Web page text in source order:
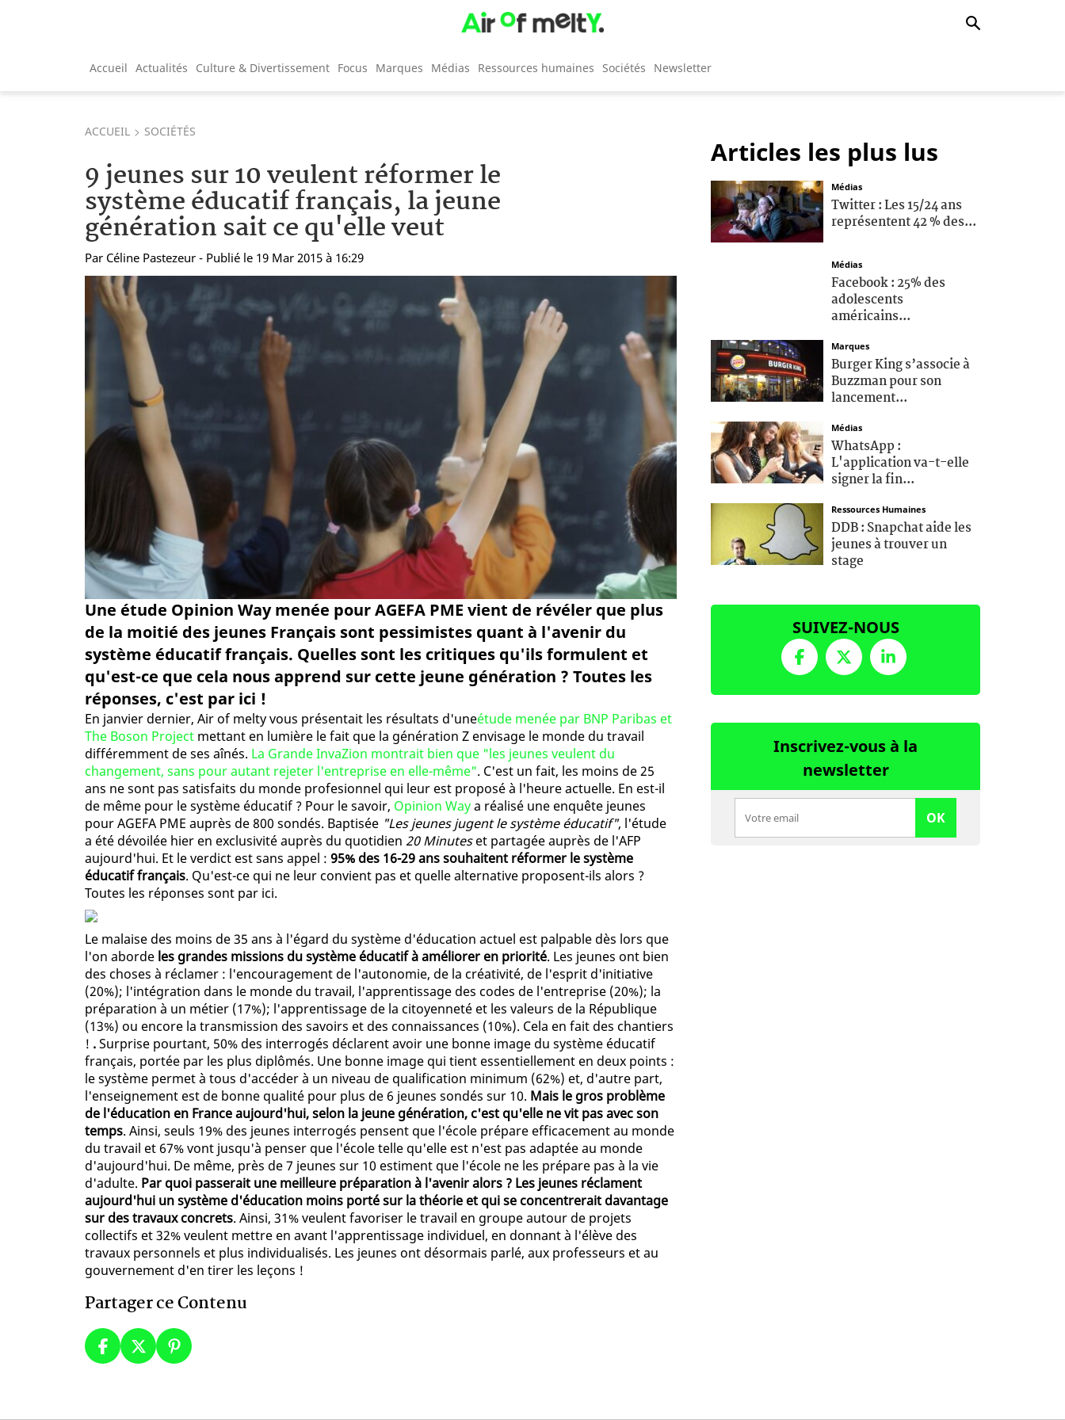
Accueil Actualités Culture & Divertissement Focus Marques Médias Ressources humaines Sociétés Newsletter
ACCUEIL SOCIÉTÉS
9 jeunes sur 10 veulent réformer le
système éducatif français, la jeune
génération sait ce qu'elle veut
Par Céline Pastezeur - Publié le 19 Mar 2015 à 16:29
Une étude Opinion Way menée pour AGEFA PME vient de révéler que plus
de la moitié des jeunes Français sont pessimistes quant à l'avenir du
système éducatif français. Quelles sont les critiques qu'ils formulent et
qu'est-ce que cela nous apprend sur cette jeune génération ? Toutes les
réponses, c'est par ici !
En janvier dernier, Air of melty vous présentait les résultats d'uneétude menée par BNP Paribas et
The Boson Project mettant en lumière le fait que la génération Z envisage le monde du travail
différemment de ses aînés. La Grande InvaZion montrait bien que "les jeunes veulent du
changement, sans pour autant rejeter l'entreprise en elle-même". C'est un fait, les moins de 25
ans ne sont pas satisfaits du monde profesionnel qui leur est proposé à l'heure actuelle. En est-il
de même pour le système éducatif ? Pour le savoir, Opinion Waya réalisé une enquête jeunes
pour AGEFA PME auprès de 800 sondés. Baptisée "Les jeunes jugent le système éducatif", l'étude
a été dévoilée hier en exclusivité auprès du quotidien 20 Minuteset partagée auprès de l'AFP
aujourd'hui. Et le verdict est sans appel : 95% des 16-29 ans souhaitent réformer le système
éducatif français. Qu'est-ce qui ne leur convient pas et quelle alternative proposent-ils alors ?
Toutes les réponses sont par ici.
Le malaise des moins de 35 ans à l'égard du système d'éducation actuel est palpable dès lors que
l'on aborde les grandes missions du système éducatif à améliorer en priorité. Les jeunes ont bien
des choses à réclamer : l'encouragement de l'autonomie, de la créativité, de l'esprit d'initiative
(20%); l'intégration dans le monde du travail, l'apprentissage des codes de l'entreprise (20%); la
préparation à un métier (17%); l'apprentissage de la citoyenneté et les valeurs de la République
(13%) ou encore la transmission des savoirs et des connaissances (10%). Cela en fait des chantiers
! .Surprise pourtant, 50% des interrogés déclarent avoir une bonne image du système éducatif
français, portée par les plus diplômés. Une bonne image qui tient essentiellement en deux points :
le système permet à tous d'accéder à un niveau de qualification minimum (62%) et, d'autre part,
l'enseignement est de bonne qualité pour plus de 6 jeunes sondés sur 10. Mais le gros problème
de l'éducation en France aujourd'hui, selon la jeune génération, c'est qu'elle ne vit pas avec son
temps. Ainsi, seuls 19% des jeunes interrogés pensent que l'école prépare efficacement au monde
du travail et 67% vont jusqu'à penser que l'école telle qu'elle est n'est pas adaptée au monde
d'aujourd'hui. De même, près de 7 jeunes sur 10 estiment que l'école ne les prépare pas à la vie
d'adulte. Par quoi passerait une meilleure préparation à l'avenir alors ? Les jeunes réclament
aujourd'hui un système d'éducation moins porté sur la théorie et qui se concentrerait davantage
sur des travaux concrets. Ainsi, 31% veulent favoriser le travail en groupe autour de projets
collectifs et 32% veulent mettre en avant l'apprentissage individuel, en donnant à l'élève des
travaux personnels et plus individualisés. Les jeunes ont désormais parlé, aux professeurs et au
gouvernement d'en tirer les leçons !
Partager ce Contenu
Articles les plus lus
Médias
Twitter : Les 15/24 ans
représentent 42 % des...
Médias
Facebook : 25% des
adolescents
américains...
Marques
Burger King s’associe à
Buzzman pour son
lancement...
Médias
WhatsApp :
L'application va-t-elle
signer la fin...
Ressources Humaines
DDB : Snapchat aide les
jeunes à trouver un
stage
SUIVEZ-NOUS
Inscrivez-vous à la
newsletter
OK